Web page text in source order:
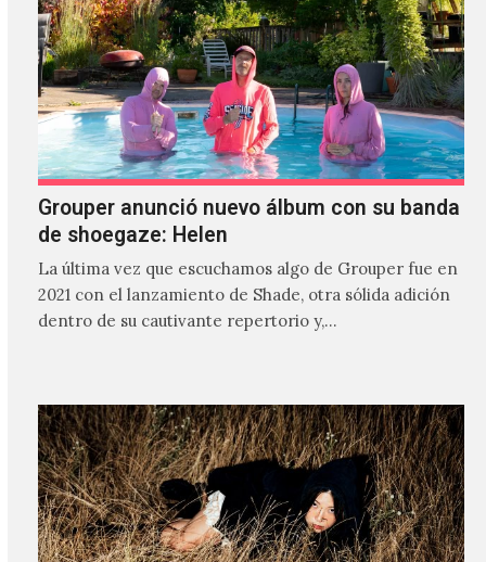
Grouper anunció nuevo álbum con su banda
de shoegaze: Helen
La última vez que escuchamos algo de Grouper fue en
2021 con el lanzamiento de Shade, otra sólida adición
dentro de su cautivante repertorio y,…